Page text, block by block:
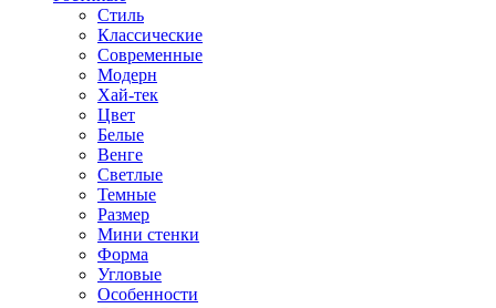
Стиль
Классические
Современные
Модерн
Хай-тек
Цвет
Белые
Венге
Светлые
Темные
Размер
Мини стенки
Форма
Угловые
Особенности